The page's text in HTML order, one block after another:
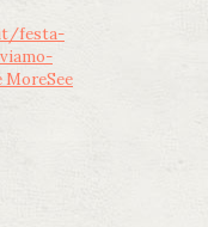
festa-
MoreSee